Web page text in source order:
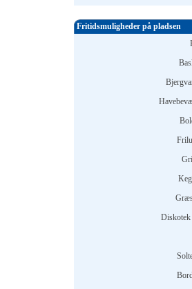
Fritidsmuligheder på pladsen